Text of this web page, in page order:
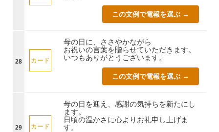
この文例で電報を選ぶ →
28 カード
母の日に、ささやかながら
お祝いの言葉を贈らせていただきます。
いつもありがとうございます。
この文例で電報を選ぶ →
29 カード
母の日を迎え、感謝の気持ちを新たにし
ます。
日頃の温かさに心よりお礼申し上げま
す。